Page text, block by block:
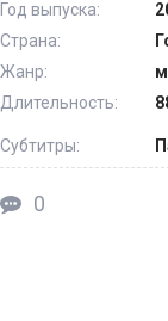
Год выпуска:
Страна:
Жанр:
Длительность:
Субтитры:
0